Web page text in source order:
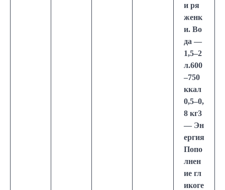
и ря
женк
и. Во
да —
1,5–2
л.600
–750
ккал
0,5–0,
8 кг3
— Эн
ергия
Попо
лнен
ие гл
икоге